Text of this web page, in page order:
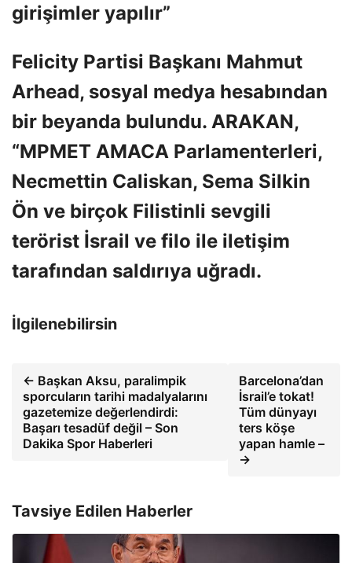
girişimler yapılır”
Felicity Partisi Başkanı Mahmut
Arhead, sosyal medya hesabından
bir beyanda bulundu. ARAKAN,
“MPMET AMACA Parlamenterleri,
Necmettin Caliskan, Sema Silkin
Ön ve birçok Filistinli sevgili
terörist İsrail ve filo ile iletişim
tarafından saldırıya uğradı.
İlgilenebilirsin
← Başkan Aksu, paralimpik
sporcuların tarihi madalyalarını
gazetemize değerlendirdi:
Başarı tesadüf değil – Son
Dakika Spor Haberleri
Barcelona’dan
İsrail’e tokat!
Tüm dünyayı
ters köşe
yapan hamle –
→
Tavsiye Edilen Haberler